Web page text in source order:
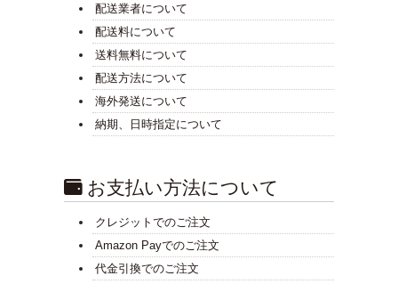
配送業者について
配送料について
送料無料について
配送方法について
海外発送について
納期、日時指定について
お支払い方法について
クレジットでのご注文
Amazon Payでのご注文
代金引換でのご注文